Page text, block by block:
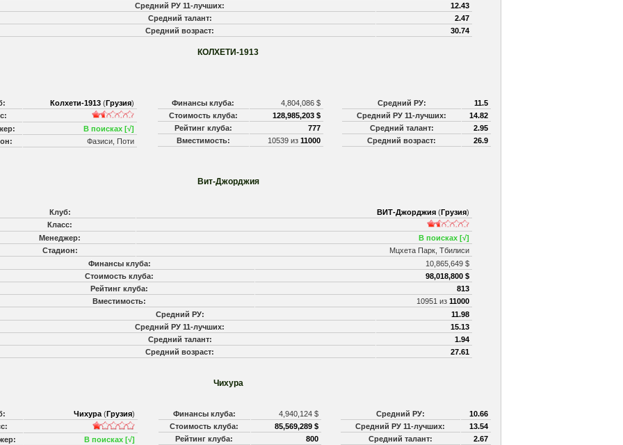
Средний РУ 11-лучших:
12.43
Средний талант:
2.47
Средний возраст:
30.74
КОЛХЕТИ-1913
Колхети-1913 (Грузия)
В поисках [√]
Фазиси, Поти
Финансы клуба:
4,804,086 $
Стоимость клуба:
128,985,203 $
Рейтинг клуба:
777
Вместимость:
10539 из 11000
Средний РУ:
11.5
Средний РУ 11-лучших:
14.82
Средний талант:
2.95
Средний возраст:
26.9
Вит-Джорджия
Клуб: ВИТ-Джорджия(Грузия)
Класс:
Менеджер:
В поисках [√]
Стадион:
Мцхета Парк, Тбилиси
Финансы клуба:
10,865,649 $
Стоимость клуба:
98,018,800 $
Рейтинг клуба:
813
Вместимость:
10951 из 11000
Средний РУ:
11.98
Средний РУ 11-лучших:
15.13
Средний талант:
1.94
Средний возраст:
27.61
Чихура
Чихура (Грузия)
В поисках [√]
Финансы клуба:
4,940,124 $
Стоимость клуба:
85,569,289 $
Рейтинг клуба:
800
Средний РУ:
10.66
Средний РУ 11-лучших:
13.54
Средний талант:
2.67